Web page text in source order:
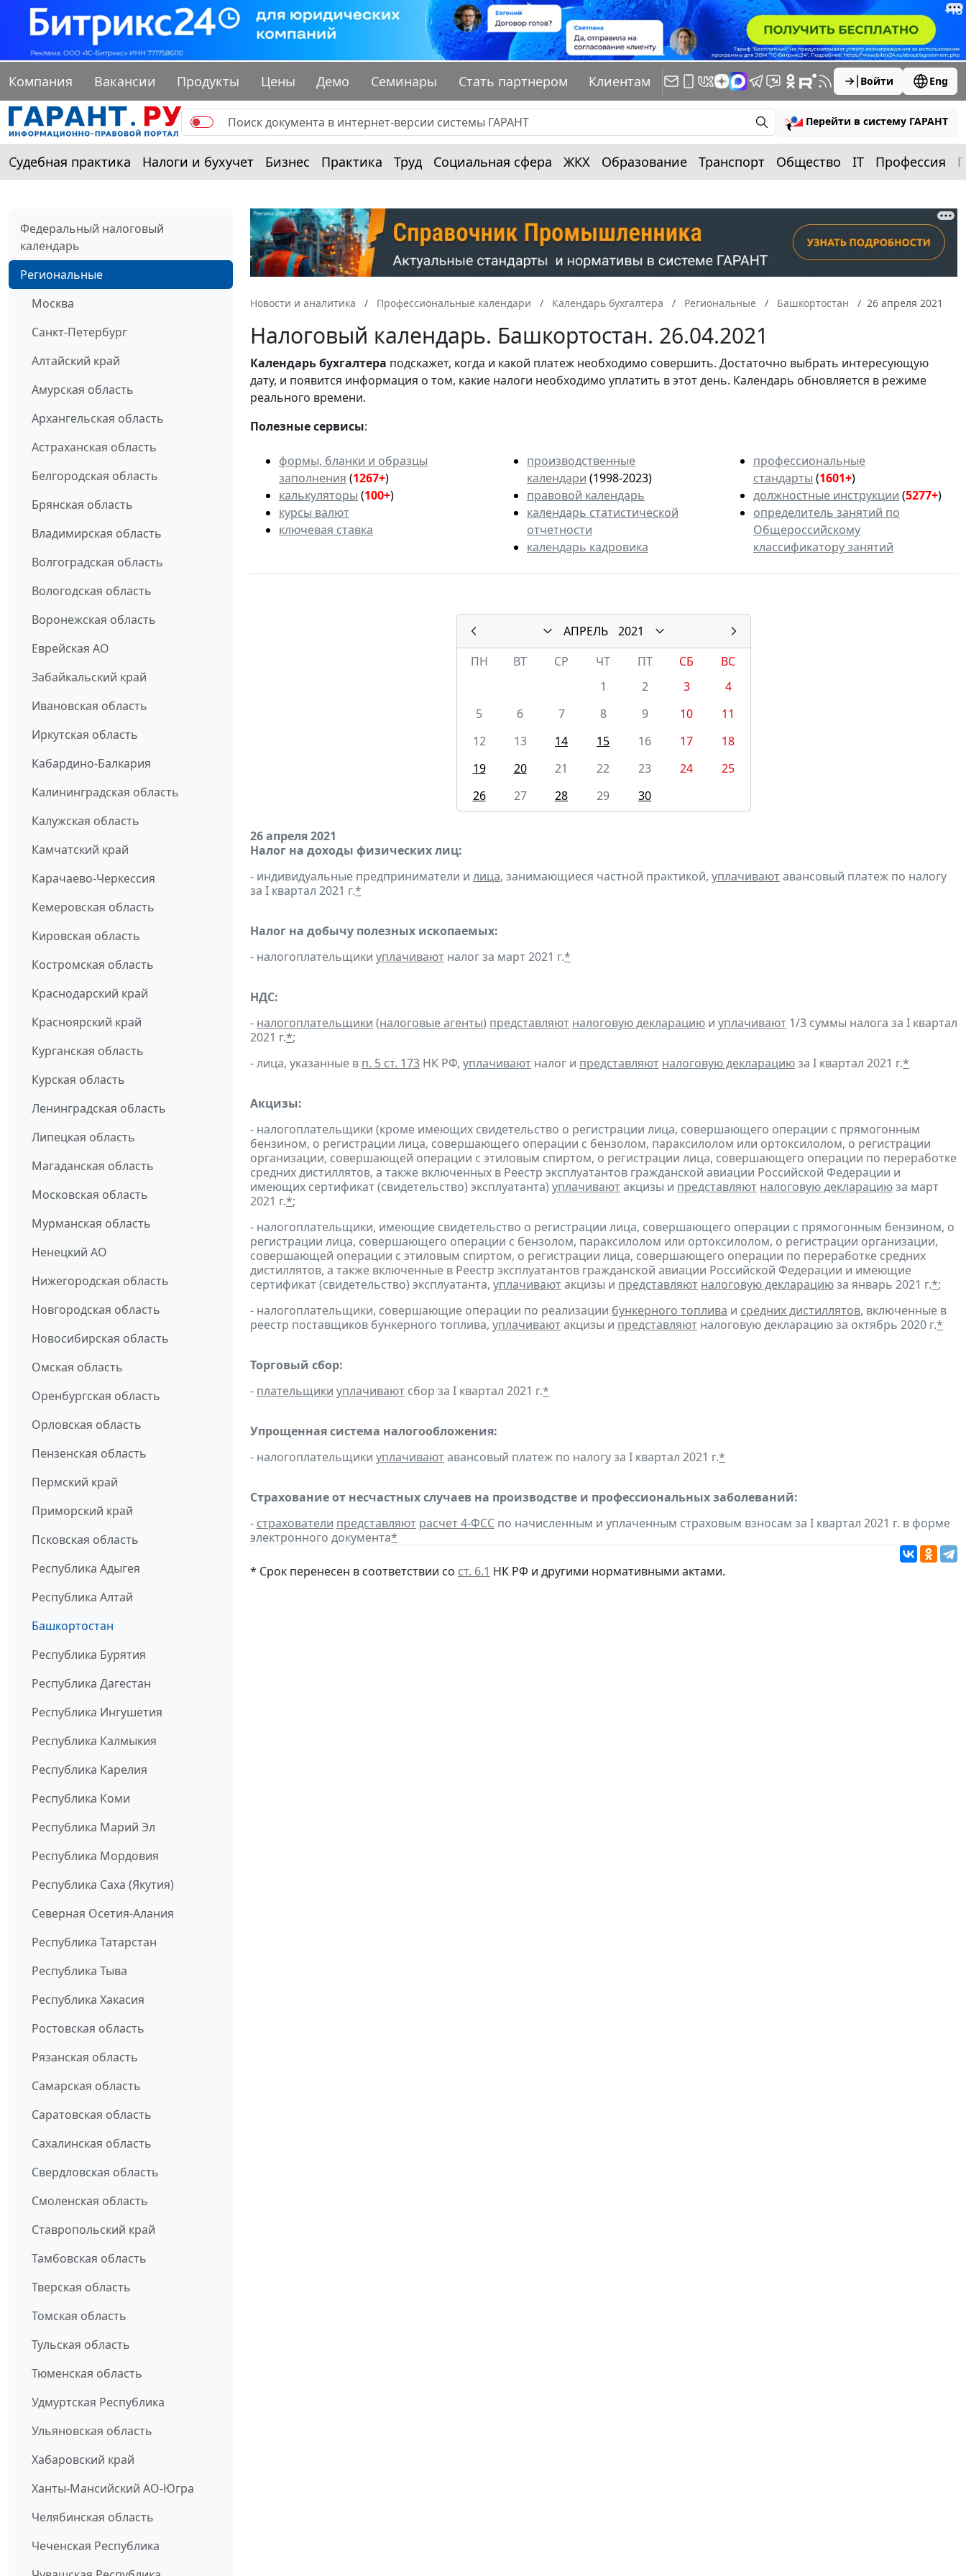
Компания Вакансии Продукты Цены Демо Семинары Стать партнером Клиентам Войти Eng
Перейти в систему ГАРАНТ
Судебная практика Налоги и бухучет Бизнес Практика Труд Социальная сфера ЖКХ Образование Транспорт Общество IT Профессия
Федеральный налоговый
календарь
Региональные
Москва
Санкт-Петербург
Алтайский край
Амурская область
Архангельская область
Астраханская область
Белгородская область
Брянская область
Владимирская область
Волгоградская область
Вологодская область
Воронежская область
Еврейская АО
Забайкальский край
Ивановская область
Иркутская область
Кабардино-Балкария
Калининградская область
Калужская область
Камчатский край
Карачаево-Черкессия
Кемеровская область
Кировская область
Костромская область
Краснодарский край
Красноярский край
Курганская область
Курская область
Ленинградская область
Липецкая область
Магаданская область
Московская область
Мурманская область
Ненецкий АО
Нижегородская область
Новгородская область
Новосибирская область
Омская область
Оренбургская область
Орловская область
Пензенская область
Пермский край
Приморский край
Псковская область
Республика Адыгея
Республика Алтай
Башкортостан
Республика Бурятия
Республика Дагестан
Республика Ингушетия
Республика Калмыкия
Республика Карелия
Республика Коми
Республика Марий Эл
Республика Мордовия
Республика Саха (Якутия)
Северная Осетия-Алания
Республика Татарстан
Республика Тыва
Республика Хакасия
Ростовская область
Рязанская область
Самарская область
Саратовская область
Сахалинская область
Свердловская область
Смоленская область
Ставропольский край
Тамбовская область
Тверская область
Томская область
Тульская область
Тюменская область
Удмуртская Республика
Ульяновская область
Хабаровский край
Ханты-Мансийский АО-Югра
Челябинская область
Чеченская Республика
Новости и аналитика Профессиональные календари Календарь бухгалтера Региональные Башкортостан 26 апреля 2021
Налоговый календарь. Башкортостан. 26.04.2021
Календарьбухгалтера подскажет, когда и какой платеж необходимо совершить. Достаточно выбрать интересующую
дату, и появится информация о том, какие налоги необходимо уплатить в этот день. Календарь обновляется в режиме
реального времени.
Полезные сервисы:
формы, бланки и образцы
заполнения (1267+)
калькуляторы (100+)
курсы валют
ключевая ставка
производственные
календари (1998-2023)
правовой календарь
календарь статистической
отчетности
календарь кадровика
профессиональные
стандарты (1601+)
должностные инструкции (5277+)
определитель занятий по
Общероссийскому
классификатору занятий
АПРЕЛЬ
2021
ПН
ВТ СР ЧТ ПТ СБ
ВС
1
2 3
4
5
6 7 8 9 10
11
12
13 14 15 16 17
18
19
20 21 22 23 24
25
26
27 28 29 30
26 апреля 2021
Налог на доходы физических лиц:
- индивидуальные предприниматели и лица, занимающиеся частной практикой, уплачиваютавансовый платеж по налогу
за I квартал 2021 г.*
Налог на добычу полезных ископаемых:
- налогоплательщики уплачивают налог за март 2021 г.*
НДС:
- налогоплательщики (налоговые агенты) представляют налоговую декларацию и уплачивают 1/3 суммы налога за I квартал
2021 г.*;
- лица, указанные в п. 5 ст. 173 НК РФ, уплачивают налог и представляют налоговую декларациюза I квартал 2021 г.*
Акцизы:
- налогоплательщики (кроме имеющих свидетельство о регистрации лица, совершающего операции с прямогонным
бензином, о регистрации лица, совершающего операции с бензолом, параксилолом или ортоксилолом, о регистрации
организации, совершающей операции с этиловым спиртом, о регистрации лица, совершающего операции по переработке
средних дистиллятов, а также включенных в Реестр эксплуатантов гражданской авиации Российской Федерации и
имеющих сертификат (свидетельство) эксплуатанта) уплачиваютакцизы и представляют налоговую декларациюза март
2021 г.*;
- налогоплательщики, имеющие свидетельство о регистрации лица, совершающего операции с прямогонным бензином, о
регистрации лица, совершающего операции с бензолом, параксилолом или ортоксилолом, о регистрации организации,
совершающей операции с этиловым спиртом, о регистрации лица, совершающего операции по переработке средних
дистиллятов, а также включенные в Реестр эксплуатантов гражданской авиации Российской Федерации и имеющие
сертификат (свидетельство) эксплуатанта, уплачиваютакцизы и представляют налоговую декларациюза январь 2021 г.*;
- налогоплательщики, совершающие операции по реализации бункерного топлива и средних дистиллятов, включенные в
реестр поставщиков бункерного топлива, уплачиваютакцизы и представляют налоговую декларацию за октябрь 2020 г.*
Торговый сбор:
- плательщики уплачивают сбор за I квартал 2021 г.*
Упрощенная система налогообложения:
- налогоплательщики уплачиваютавансовый платеж по налогу за I квартал 2021 г.*
Страхование от несчастных случаев на производстве и профессиональных заболеваний:
- страхователи представляют расчет 4-ФСС по начисленным и уплаченным страховым взносам за I квартал 2021 г. в форме
электронного документа*
* Срок перенесен в соответствии со ст. 6.1 НК РФ и другими нормативными актами.